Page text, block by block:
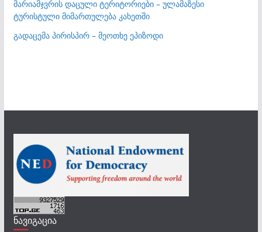
მარიამჯვრის დაცული ტერიტორიები – ულამაზესი
ტურისტული მიმართულება კახეთში
გადაცემა პირისპირ – მეოთხე ეპიზოდი
ნავიგაცია